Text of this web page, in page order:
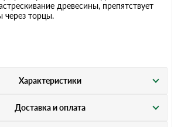
древесины, препятствует
торцы.
Характеристики
Доставка и оплата